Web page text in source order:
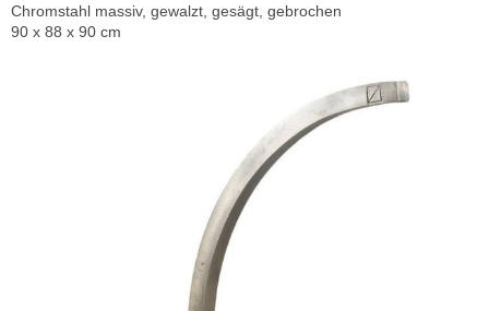
Chromstahl massiv, gewalzt, gesägt, gebrochen
90 x 88 x 90 cm